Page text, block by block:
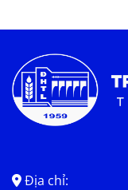
Tin tức chung
Địa chỉ: